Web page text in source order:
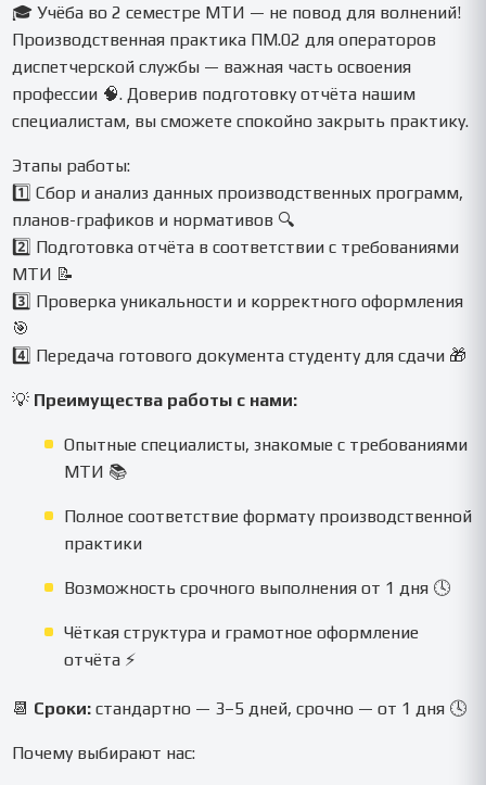
🎓 Учёба во 2 семестре МТИ — не повод для волнений!
Производственная практика ПМ.02 для операторов
диспетчерской службы — важная часть освоения
профессии 🧠. Доверив подготовку отчёта нашим
специалистам, вы сможете спокойно закрыть практику.
Этапы работы:
1️⃣ Сбор и анализ данных производственных программ,
планов-графиков и нормативов 🔍
2️⃣ Подготовка отчёта в соответствии с требованиями
МТИ 📝
3️⃣ Проверка уникальности и корректного оформления
🎯
4️⃣ Передача готового документа студенту для сдачи 🎁
💡 Преимущества работы с нами:
Опытные специалисты, знакомые с требованиями
МТИ 📚
Полное соответствие формату производственной
практики
Возможность срочного выполнения от 1 дня 🕓
Чёткая структура и грамотное оформление
отчёта ⚡
📆 Сроки: стандартно — 3–5 дней, срочно — от 1 дня 🕓
Почему выбирают нас: